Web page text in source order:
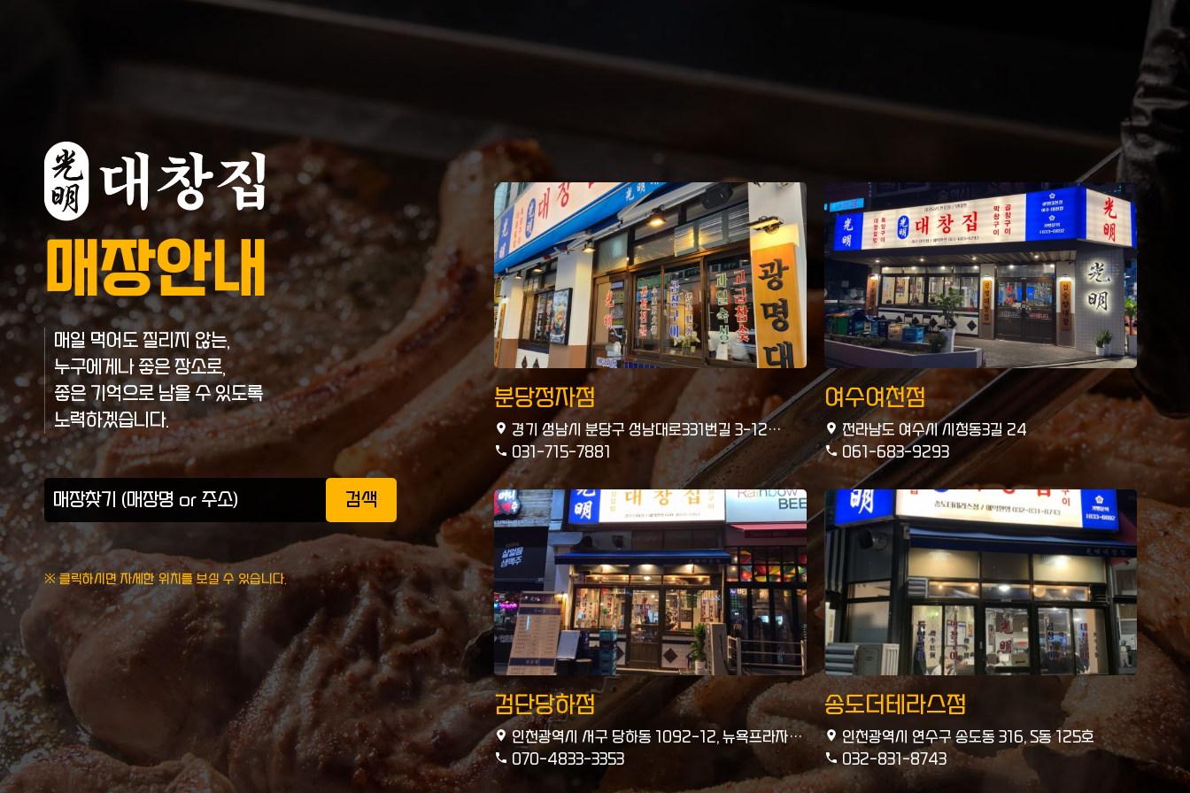
매장안내
매일 먹어도 질리지 않는,
누구에게나 좋은 장소로,
좋은 기억으로 남을 수 있도록
노력하겠습니다.
검색
※ 클릭하시면 자세한 위치를 보실 수 있습니다.
분당정자점
경기 성남시 분당구 성남대로331번길 3-12
102호
031-715-7881
여수여천점
전라남도 여수시 시청동3길 24
061-683-9293
검단당하점
인천광역시 서구 당하동 1092-12, 뉴욕프라자
108호
070-4833-3353
송도더테라스점
인천광역시 연수구 송도동 316, S동 125호
032-831-8743